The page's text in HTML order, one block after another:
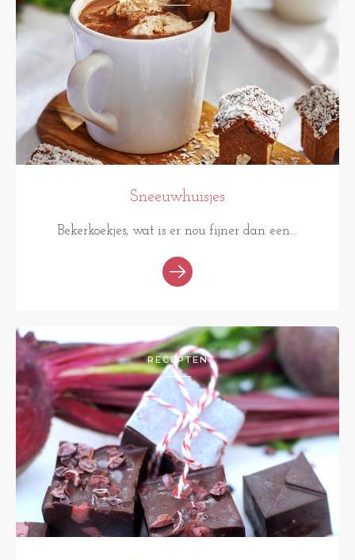
Sneeuwhuisjes
Bekerkoekjes, wat is er nou fijner dan een...
RECEPTEN